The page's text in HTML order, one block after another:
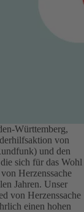
Württemberg,
von
und den
sich für das Wohl
Herzenssache
Jahren. Unser
von Herzenssache
einen hohen